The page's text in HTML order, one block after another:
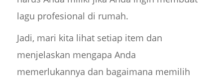
lagu profesional di rumah.
Jadi, mari kita lihat setiap item dan
menjelaskan mengapa Anda
memerlukannya dan bagaimana memilih